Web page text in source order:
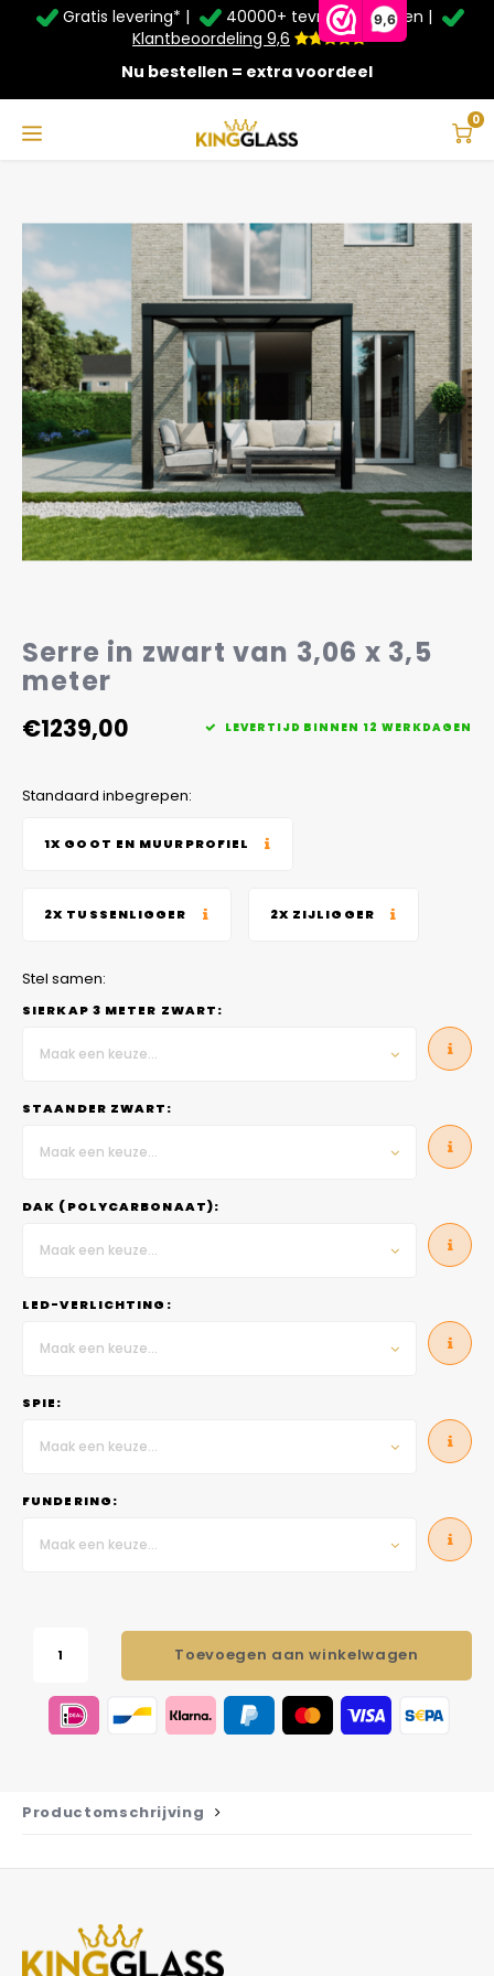
9,6
Service & Contact
Afhalen
Montage
Betaalmethoden
Garantie
Veelgestelde vragen
Taal
Deutsch
Gratis levering* |
40000+ tevreden klanten |
Klantbeoordeling 9,6
Nu bestellen = extra voordeel
0
Zomer Deals: Tot 20% kortingop schuifwanden en
veranda's +€20extra kassa korting*
Serre in zwart van 3,06 x 3,5 meter
Serre in zwart van 3,06 x 3,5
meter
€1239,00 LEVERTIJD BINNEN 12 WERKDAGEN
Standaard inbegrepen:
1X GOOT EN MUURPROFIEL
2X TUSSENLIGGER 2X ZIJLIGGER
Stel samen:
SIERKAP 3 METER ZWART:
Maak een keuze...
STAANDER ZWART:
Maak een keuze...
DAK (POLYCARBONAAT):
Maak een keuze...
LED-VERLICHTING:
Maak een keuze...
SPIE:
Maak een keuze...
FUNDERING:
Maak een keuze...
Toevoegen aan winkelwagen
Productomschrijving